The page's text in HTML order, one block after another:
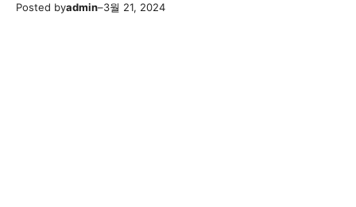
Posted byadmin–3월 21, 2024